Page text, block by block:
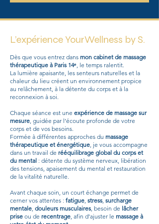
L’expérience YourWellness by S.
Dès que vous entrez dans mon cabinet de massage
thérapeutique à Paris 14ᵉ, le temps ralentit.
La lumière apaisante, les senteurs naturelles et la
chaleur du lieu créent un environnement propice
au relâchement, à la détente du corps et à la
reconnexion à soi.
Chaque séance est une expérience de massage sur
mesure, guidée par l’écoute profonde de votre
corps et de vos besoins.
Formée à différentes approches du massage
thérapeutique et énergétique, je vous accompagne
dans un travail de rééquilibrage global du corps et
du mental : détente du système nerveux, libération
des tensions, apaisement du mental et restauration
de la vitalité naturelle.
Avant chaque soin, un court échange permet de
cerner vos attentes : fatigue, stress, surcharge
mentale, douleurs musculaires, besoin de lâcher
prise ou de recentrage, afin d’ajuster le massage à